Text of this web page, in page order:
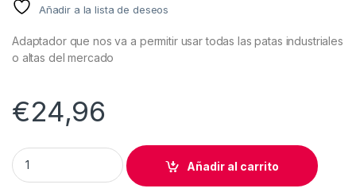
Añadir a la lista de deseos
Adaptador que nos va a permitir usar todas las patas industriales
o altas del mercado
€24,96
ENMANGUE PATA ALTA NEGRO REFREY CON TORNILLO
Añadir al carrito